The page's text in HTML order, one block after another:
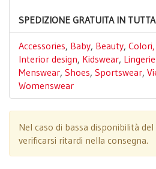
SPEDIZIONE GRATUITA IN
Accessories, Baby, Beauty,
Interior design, Kidswear,
Menswear, Shoes, Sportswear,
Womenswear
Nel caso di bassa disponibilità
verificarsi ritardi nella consegna.